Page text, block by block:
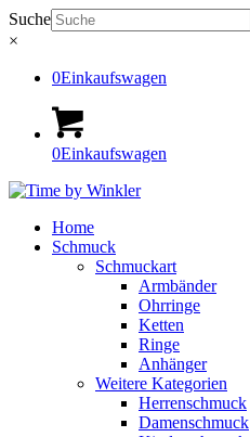
Suche
×
0Einkaufswagen
0Einkaufswagen
Home
Schmuck
Schmuckart
Armbänder
Ohrringe
Ketten
Ringe
Anhänger
Weitere Kategorien
Herrenschmuck
Damenschmuck